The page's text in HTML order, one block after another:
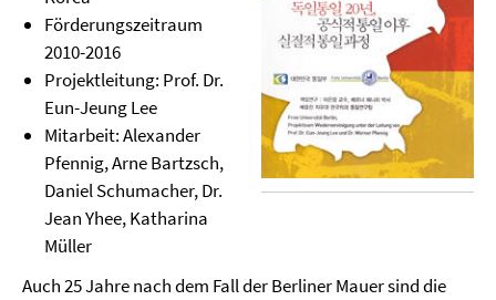
Förderungszeitraum
2010-2016
Projektleitung: Prof. Dr.
Eun-Jeung Lee
Mitarbeit: Alexander
Pfennig, Arne Bartzsch,
Daniel Schumacher, Dr.
Jean Yhee, Katharina
Müller
Auch 25 Jahre nach dem Fall der Berliner Mauer sind die